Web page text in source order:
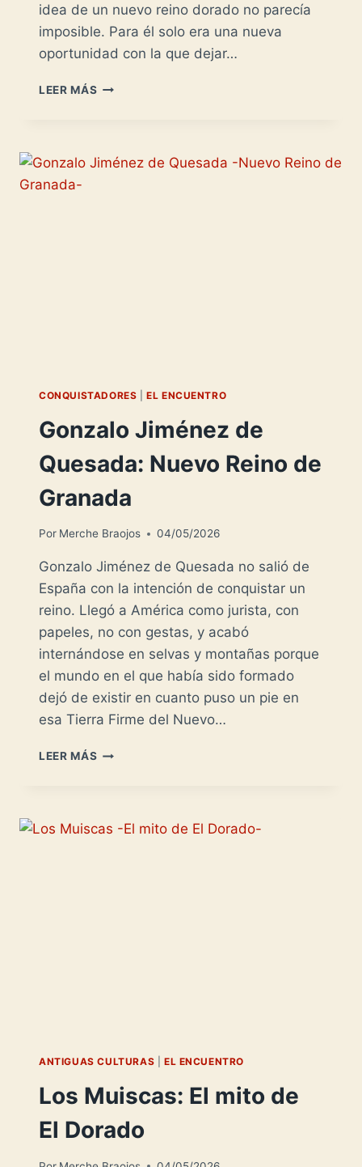
idea de un nuevo reino dorado no parecía
imposible. Para él solo era una nueva
oportunidad con la que dejar…
LEER MÁS SEBASTIAN
ÚLTIMOS
AÑOS
CONQUISTADORES |EL ENCUENTRO
Gonzalo Jiménez de
Quesada: Nuevo Reino de
Granada
Por Merche Braojos 04/05/2026
Gonzalo Jiménez de Quesada no salió de
España con la intención de conquistar un
reino. Llegó a América como jurista, con
papeles, no con gestas, y acabó
internándose en selvas y montañas porque
el mundo en el que había sido formado
dejó de existir en cuanto puso un pie en
esa Tierra Firme del Nuevo…
LEER MÁS GONZALO
NUEVO
REINO
ANTIGUAS CULTURAS EL ENCUENTRO
Los Muiscas: El mito de
El Dorado